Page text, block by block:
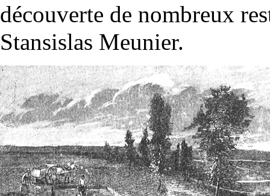
découverte de nombreux
Stansislas Meunier.